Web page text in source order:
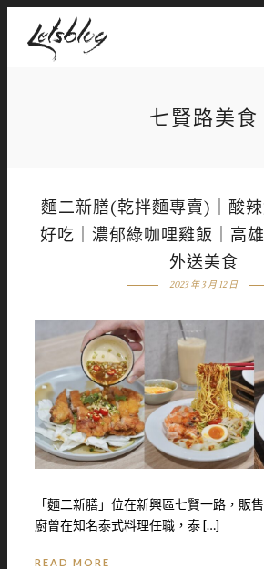
七賢路美食
麵二新膳(乾拌麵專賣)｜酸
好吃｜濃郁綠咖哩雞飯｜高
外送美食
2023 年 3 月 12 日
「麵二新膳」位在新興區七賢一路，販
廚曾在知名泰式料理任職，泰 […]
READ MORE